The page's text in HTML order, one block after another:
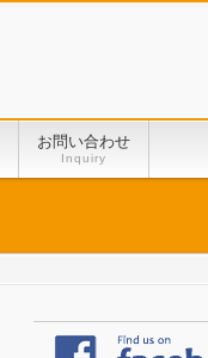
お問い合わせ
Inquiry